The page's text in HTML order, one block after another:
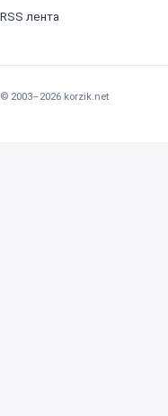
RSS лента
© 2003–2026 korzik.net